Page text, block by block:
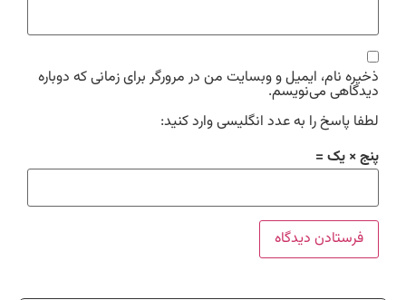
ذخیره نام، ایمیل و وبسایت من در مرورگر برای زمانی که دوباره
دیدگاهی می‌نویسم.
لطفا پاسخ را به عدد انگلیسی وارد کنید:
پنج × یک =